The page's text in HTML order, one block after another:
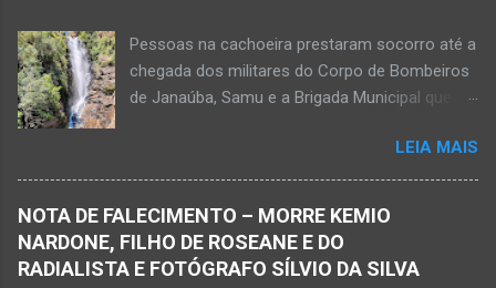
Pessoas na cachoeira prestaram socorro até a
chegada dos militares do Corpo de Bombeiros
de Janaúba, Samu e a Brigada Municipal que
resistiu e foi a óbito Foto álbum pessoal Kauan
Pereira Alves publicou em sua rede social a
foto em que apreciava a Cachoeira Maria Rosa,
em Mato Verde, pouco tempo antes de se
afogar e depois vir a óbito nesta terça-feira, dia
LEIA MAIS
NOTA DE FALECIMENTO – MORRE KEMIO
NARDONE, FILHO DE ROSEANE E DO
RADIALISTA E FOTÓGRAFO SÍLVIO DA SILVA